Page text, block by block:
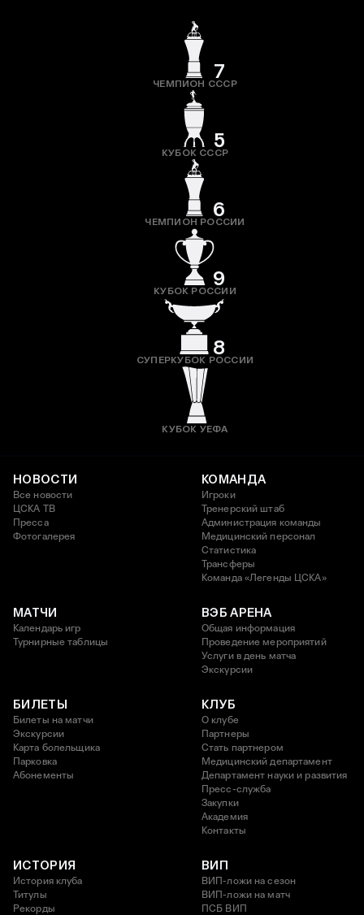
7
ЧЕМПИОН СССР
5
КУБОК СССР
6
ЧЕМПИОН РОССИИ
9
КУБОК РОССИИ
8
СУПЕРКУБОК РОССИИ
КУБОК УЕФА
НОВОСТИ
Все новости
ЦСКА ТВ
Пресса
Фотогалерея
КОМАНДА
Игроки
Тренерский штаб
Администрация команды
Медицинский персонал
Статистика
Трансферы
Команда «Легенды ЦСКА»
МАТЧИ
Календарь игр
Турнирные таблицы
ВЭБ АРЕНА
Общая информация
Проведение мероприятий
Услуги в день матча
Экскурсии
БИЛЕТЫ
Билеты на матчи
Экскурсии
Карта болельщика
Парковка
Абонементы
КЛУБ
О клубе
Партнеры
Стать партнером
Медицинский департамент
Департамент науки и развития
Пресс-служба
Закупки
Академия
Контакты
ИСТОРИЯ
История клуба
Титулы
Рекорды
ВИП
ВИП-ложи на сезон
ВИП-ложи на матч
ПСБ ВИП